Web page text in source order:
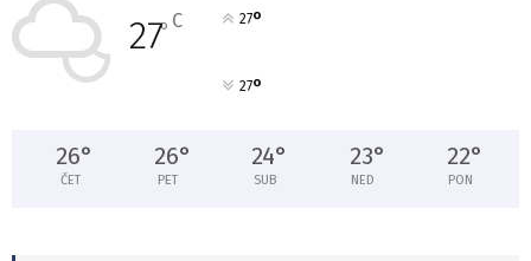
27° C 27°
27°
26°
ČET
26°
PET
24°
SUB
23°
NED
22°
PON